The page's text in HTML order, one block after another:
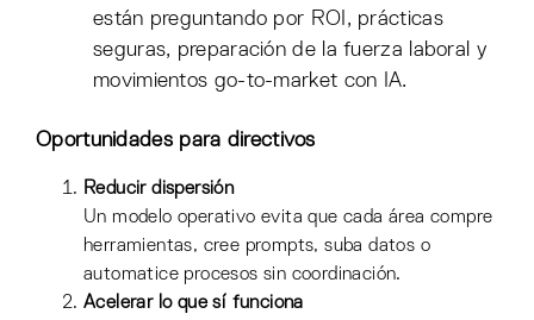
están preguntando por ROI, prácticas
seguras, preparación de la fuerza laboral y
movimientos go-to-market con IA.
Oportunidades para directivos
Reducir dispersión
Un modelo operativo evita que cada área compre
herramientas, cree prompts, suba datos o
automatice procesos sin coordinación.
Acelerar lo que sí funciona